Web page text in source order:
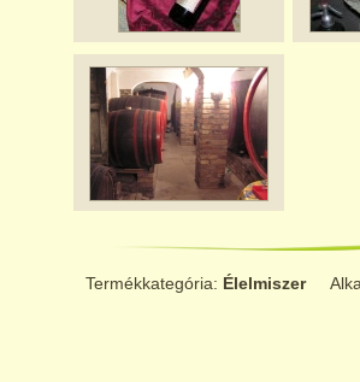
Termékkategória: Élelmiszer